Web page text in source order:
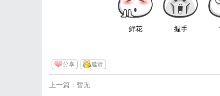
鲜花 握手
分享 邀请
上一篇：暂无